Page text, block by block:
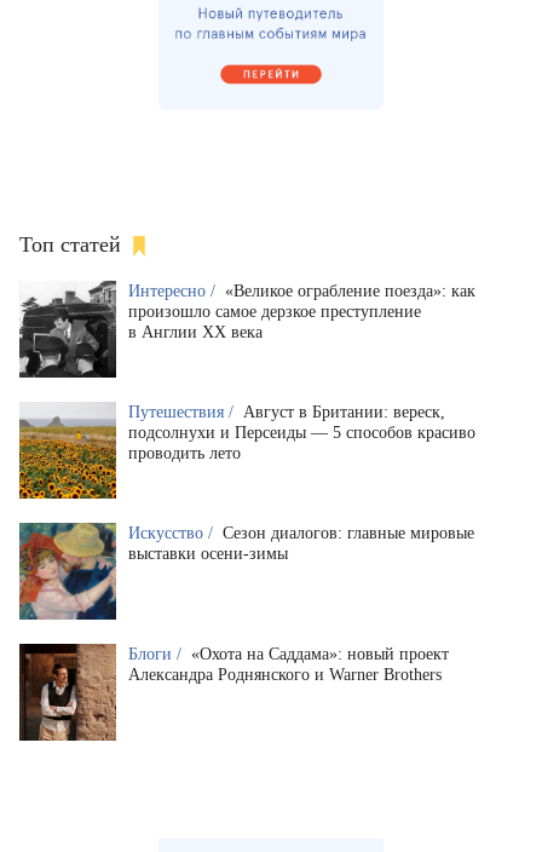
Топ статей
Интересно / «Великое ограбление поезда»: как
произошло самое дерзкое преступление
в Англии XX века
Путешествия / Август в Британии: вереск,
подсолнухи и Персеиды — 5 способов красиво
проводить лето
Искусство / Сезон диалогов: главные мировые
выставки осени-зимы
Блоги / «Охота на Саддама»: новый проект
Александра Роднянского и Warner Brothers